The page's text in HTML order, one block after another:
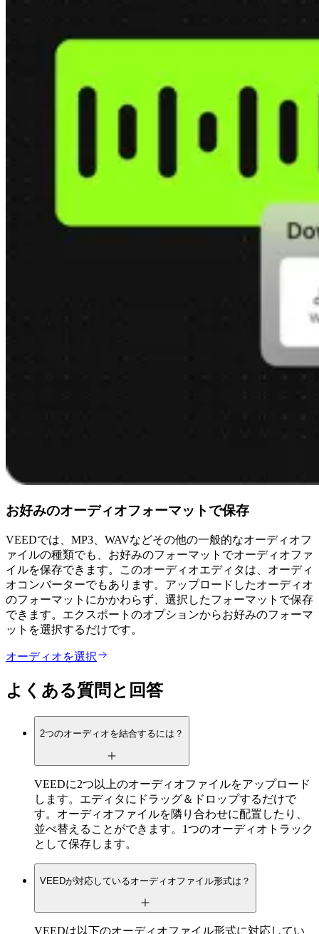
お好みのオーディオフォーマットで保存
VEEDでは、MP3、WAVなどその他の一般的なオーディオフ
ァイルの種類でも、お好みのフォーマットでオーディオファ
イルを保存できます。このオーディオエディタは、オーディ
オコンバーターでもあります。アップロードしたオーディオ
のフォーマットにかかわらず、選択したフォーマットで保存
できます。エクスポートのオプションからお好みのフォーマ
ットを選択するだけです。
オーディオを選択
よくある質問と回答
2つのオーディオを結合するには？
VEEDに2つ以上のオーディオファイルをアップロード
します。エディタにドラッグ＆ドロップするだけで
す。オーディオファイルを隣り合わせに配置したり、
並べ替えることができます。1つのオーディオトラック
として保存します。
VEEDが対応しているオーディオファイル形式は？
VEEDは以下のオーディオファイル形式に対応してい